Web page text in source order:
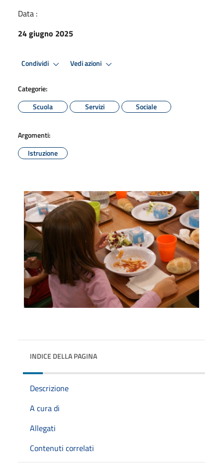
Data :
24 giugno 2025
Condividi Vedi azioni
Categorie:
Scuola
Servizi Sociale
Argomenti:
Istruzione
INDICE DELLA PAGINA
Descrizione
A cura di
Allegati
Contenuti correlati